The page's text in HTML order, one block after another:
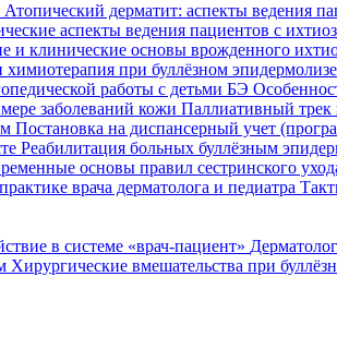
Атопический дерматит: аспекты ведения
аспекты ведения пациентов с
и клинические основы врожденного
при буллёзном эпидермолизе
работы с детьми БЭ
заболеваний кожи Паллиативный трек
Постановка на диспансерный учет
Реабилитация больных буллёзным
основы правил сестринского
врача дерматолога и педиатра
в системе «врач-пациент»
Хирургические вмешательства при